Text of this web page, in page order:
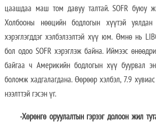
цаашдаа маш том давуу талтай. SOFR буюу
Холбооны нөөцийн бодлогын хүүтэй уялдан
хэрэглэгддэг хэлбэлзэлтэй хүү юм. Өмнө нь
бол одоо SOFR хэрэглэж байна. Иймээс
байгаа ч Америкийн бодлогын хүү буурвал
боломж хадгалагдана. Өөрөөр хэлбэл, 7.9
нээлттэй гэсэн үг.
-Хөрөнгө оруулалтын гэрээг долоон жил